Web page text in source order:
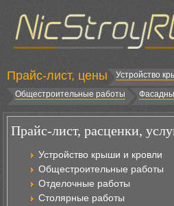
Прайс-лист, цены Устройство
Общестроительные работы
Прайс-лист, расценки,
Устройство крыши и кровли
Общестроительные работы
Отделочные работы
Столярные работы